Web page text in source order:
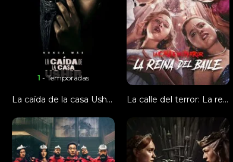
1 - Temporadas
La caída de la casa Usher La calle del terror: La reina del baile